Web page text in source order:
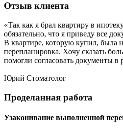
Отзыв клиента
«Так как я брал квартиру в
обязательно, что я приведу все
В квартире, которую купил, была
перепланировка. Хочу сказать
помогли согласовать документы в
Юрий Стоматолог
Проделанная работа
Узаконивание выполненной